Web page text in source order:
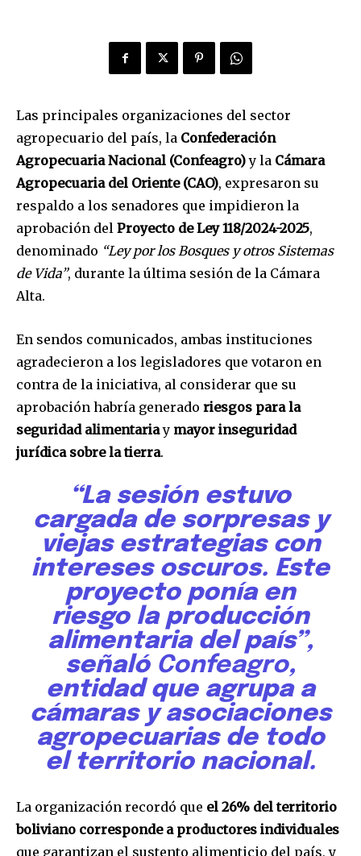
Las principales organizaciones del sector
agropecuario del país, la Confederación
Agropecuaria Nacional (Confeagro)y la Cámara
Agropecuaria del Oriente (CAO), expresaron su
respaldo a los senadores que impidieron la
aprobación del Proyecto de Ley 118/2024-2025,
denominado “Ley por los Bosques y otros Sistemas
de Vida”, durante la última sesión de la Cámara
Alta.
En sendos comunicados, ambas instituciones
agradecieron a los legisladores que votaron en
contra de la iniciativa, al considerar que su
aprobación habría generado riesgos para la
seguridad alimentariay mayor inseguridad
jurídica sobre la tierra.
“La sesión estuvo
cargada de sorpresas y
viejas estrategias con
intereses oscuros. Este
proyecto ponía en
riesgo la producción
alimentaria del país”,
señaló Confeagro,
entidad que agrupa a
cámaras y asociaciones
agropecuarias de todo
el territorio nacional.
La organización recordó que el 26% del territorio
boliviano corresponde a productores individuales
que garantizan el sustento alimenticio del país, y